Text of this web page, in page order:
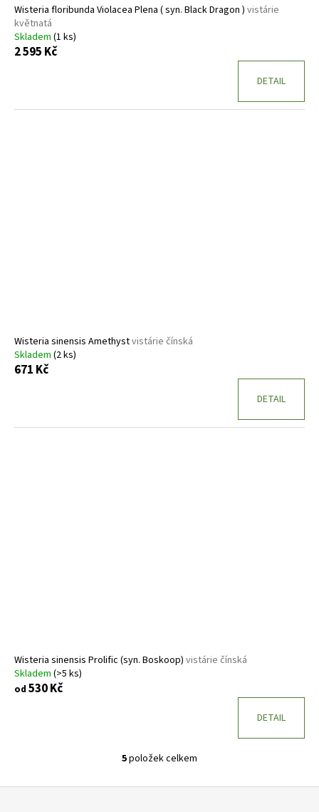
Wisteria floribunda Violacea Plena ( syn. Black Dragon ) vistárie
květnatá
Skladem (1 ks)
2 595 Kč
DETAIL
Wisteria sinensis Amethystvistárie čínská
Skladem (2 ks)
671 Kč
DETAIL
Wisteria sinensis Prolific (syn. Boskoop) vistárie čínská
Skladem (>5 ks)
od 530 Kč
DETAIL
O
v
5položek celkem
Z